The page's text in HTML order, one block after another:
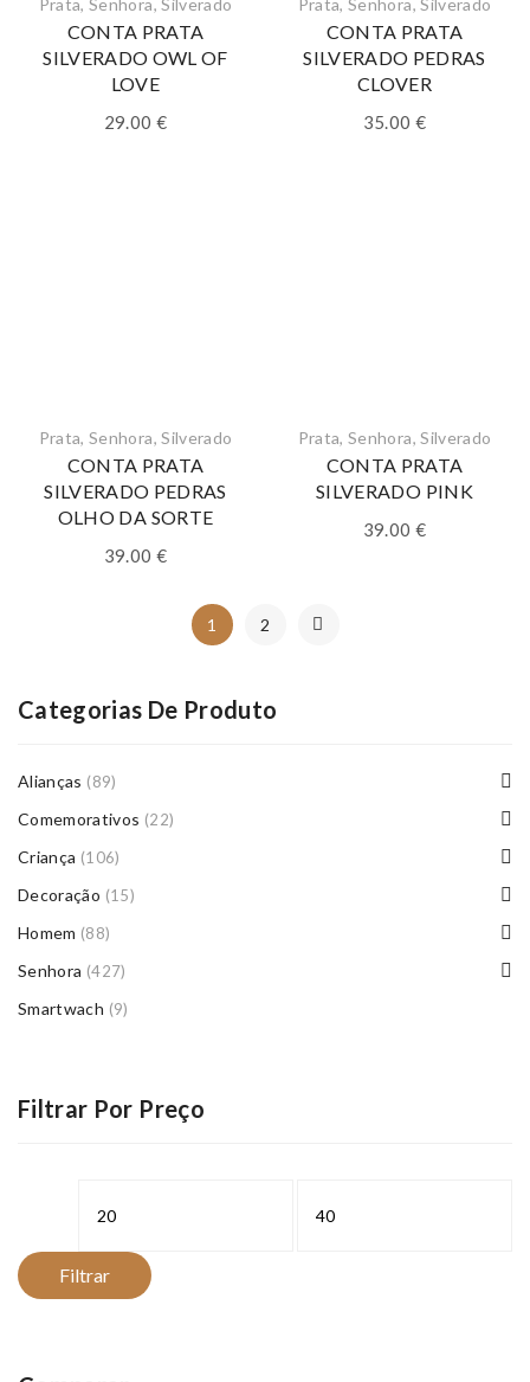
Prata,Senhora,Silverado
CONTA PRATA
SILVERADO OWL OF
LOVE
29.00 €
Prata,Senhora,Silverado
CONTA PRATA
SILVERADO PEDRAS
CLOVER
35.00 €
Prata,Senhora,Silverado
CONTA PRATA
SILVERADO PEDRAS
OLHO DA SORTE
39.00 €
Prata,Senhora,Silverado
CONTA PRATA
SILVERADO PINK
39.00 €
1 2
Categorias De Produto
Alianças (89)
Comemorativos (22)
Criança (106)
Decoração (15)
Homem (88)
Senhora (427)
Smartwach (9)
Filtrar Por Preço
Filtrar